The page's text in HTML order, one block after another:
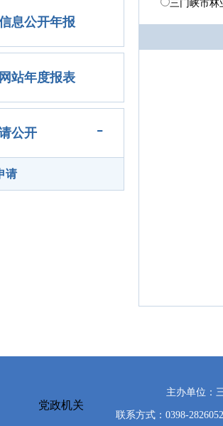
息公开年报
站年度报表
公开 -
请
三门峡市林
党政机关
主办单位：
联系方式：0398-2826052